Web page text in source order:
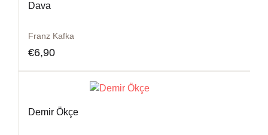
Dava
Franz Kafka
€6,90
Demir Ökçe